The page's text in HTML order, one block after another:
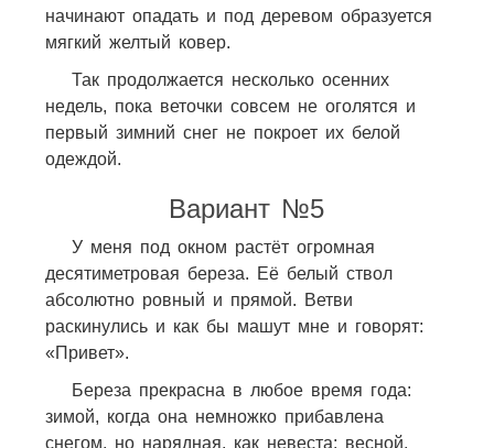
начинают опадать и под деревом образуется
мягкий желтый ковер.
Так продолжается несколько осенних
недель, пока веточки совсем не оголятся и
первый зимний снег не покроет их белой
одеждой.
Вариант №5
У меня под окном растёт огромная
десятиметровая береза. Её белый ствол
абсолютно ровный и прямой. Ветви
раскинулись и как бы машут мне и говорят:
«Привет».
Береза прекрасна в любое время года:
зимой, когда она немножко прибавлена
снегом, но нарядная, как невеста; весной,